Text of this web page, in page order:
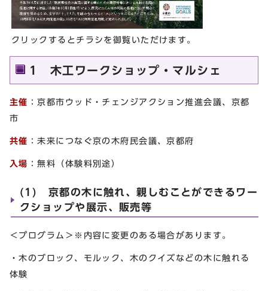
クリックするとチラシを御覧いただけます。
1 木工ワークショップ・マルシェ
主催 ：京都市ウッド・チェンジアクション推進会議、京都
市
共催 ：未来につなぐ京の木府民会議、京都府
入場 ：無料（体験料別途）
(1) 京都の木に触れ、親しむことができるワー
クショップや展示、販売等
＜プログラム＞※内容に変更のある場合があります。
・木のブロック、モルック、木のクイズなどの木に触れる
体験